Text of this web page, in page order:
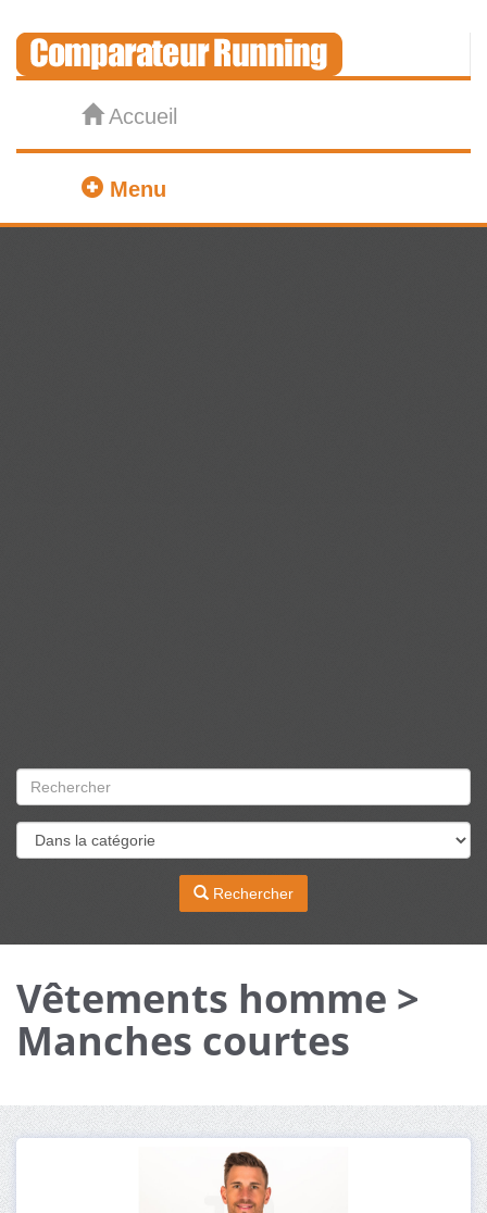
Accueil
Menu
Rechercher
Vêtements homme >
Manches courtes